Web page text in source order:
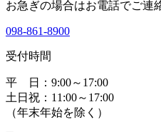
お急ぎの場合はお電話でご連
098-861-8900
受付時間
平 日：9:00～17:00
土日祝：11:00～17:00
（年末年始を除く）